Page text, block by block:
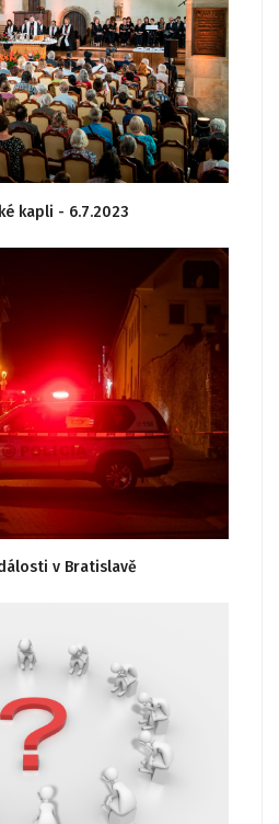
kapli - 6.7.2023
v Bratislavě